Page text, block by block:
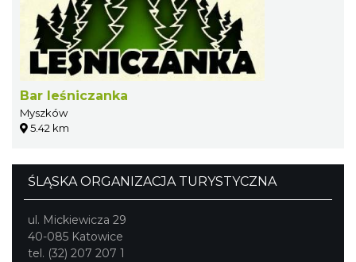
Bar leśniczanka
Myszków
5.42 km
ŚLĄSKA ORGANIZACJA TURYSTYCZNA
ul. Mickiewicza 29
40-085 Katowice
tel. (32) 207 207 1